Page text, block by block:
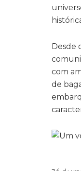
Desde
com
de